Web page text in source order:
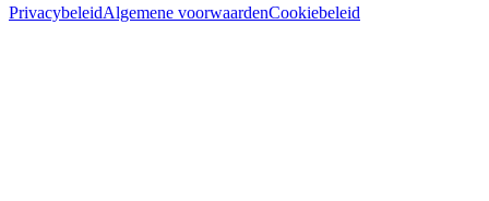
PrivacybeleidAlgemene voorwaardenCookiebeleid